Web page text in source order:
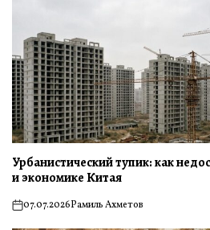
Урбанистический тупик: как
и экономике Китая
on07.07.2026Рамиль Ахметов